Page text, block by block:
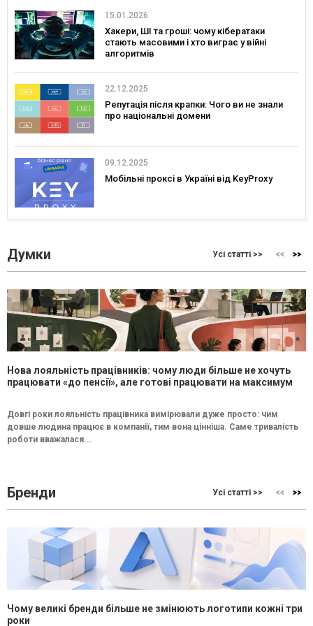
15.01.2026
Хакери, ШІ та гроші: чому кібератаки
стають масовими і хто виграє у війні
алгоритмів
22.12.2025
Репутація після крапки: Чого ви не знали
про національні домени
09.12.2025
Мобільні проксі в Україні від KeyProxy
Думки Усі статті >>
Нова лояльність працівників: чому люди більше не хочуть
працювати «до пенсії», але готові працювати на максимум
Довгі роки лояльність працівника вимірювали дуже просто: чим
довше людина працює в компанії, тим вона цінніша. Саме тривалість
роботи вважалася...
Бренди Усі статті >>
Чому великі бренди більше не змінюють логотипи кожні три
роки